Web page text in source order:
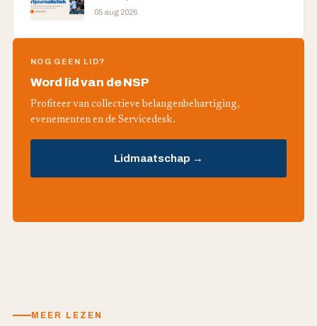
05 aug 2026
NOG GEEN LID?
Word lid van de NSP
Profiteer van collectieve belangenbehartiging,
evenementen en de Servicedesk.
Lidmaatschap →
MEER LEZEN